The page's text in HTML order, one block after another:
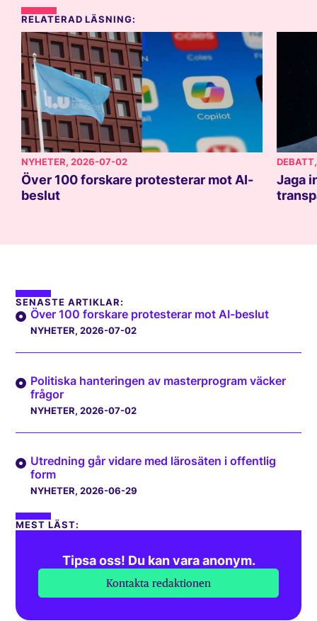
RELATERAD LÄSNING:
NYHETER, 2026-07-02
Över 100 forskare protesterar mot AI-
beslut
DEBATT
Jaga
SENASTE ARTIKLAR:
Över 100 forskare protesterar mot AI-beslut
NYHETER, 2026-07-02
Politiska hanteringen av masterprogram väcker
frågor
NYHETER, 2026-07-02
Utredning går vidare med lärosäten i offentlig
form
NYHETER, 2026-06-29
MEST LÄST:
Tipsa oss! Du kan vara anonym.
Kontakta redaktionen